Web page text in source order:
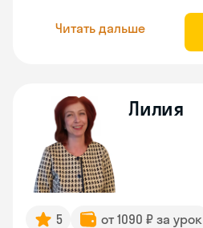
Читать дальше
Лилия
5 от 1090 ₽ за урок